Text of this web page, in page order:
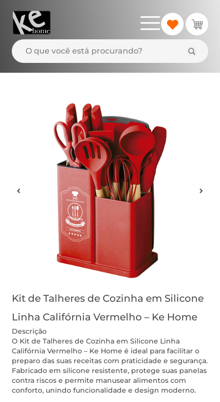
Kit de Talheres de Cozinha em Silicone
Linha Califórnia Vermelho – Ke Home
Descrição
O Kit de Talheres de Cozinha em Silicone Linha
Califórnia Vermelho – Ke Home é ideal para facilitar o
preparo das suas receitas com praticidade e segurança.
Fabricado em silicone resistente, protege suas panelas
contra riscos e permite manusear alimentos com
conforto, unindo funcionalidade e design moderno.